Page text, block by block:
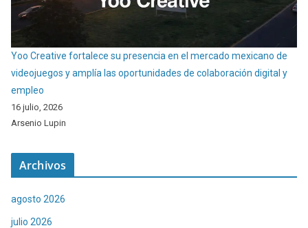
Yoo Creative fortalece su presencia en el mercado mexicano de
videojuegos y amplía las oportunidades de colaboración digital y
empleo
16 julio, 2026
Arsenio Lupin
Archivos
agosto 2026
julio 2026